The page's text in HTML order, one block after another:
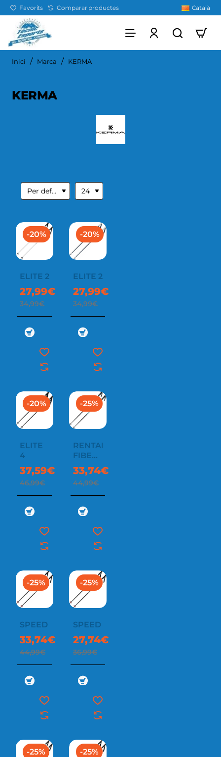
Favorits Comparar productes Català
Inici homeMarca KERMA
KERMA
-20%
ELITE 2
27,99€
34,99€
-20%
ELITE 2
27,99€
34,99€
-20%
ELITE
4
37,59€
46,99€
-25%
RENTAL
FIBER
SR
33,74€
44,99€
-25%
SPEED
33,74€
44,99€
-25%
SPEED
27,74€
36,99€
-25% -25%